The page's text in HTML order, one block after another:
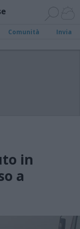
Comunità Invia
in
a